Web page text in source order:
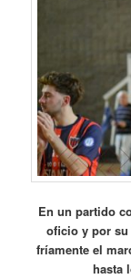
En un partido
oficio y por su
fríamente el
hasta